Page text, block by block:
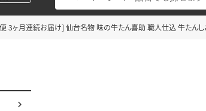
3ヶ月連続お届け] 仙台名物 味の牛たん喜助 職人仕込 牛たん